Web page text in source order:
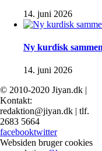
14. juni 2026
Ny kurdisk
14. juni 2026
© 2010-2020 Jiyan.dk |
Kontakt:
redaktion@jiyan.dk | tlf.
2683 5664
facebooktwitter
Websiden bruger cookies